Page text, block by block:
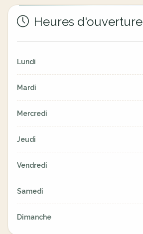
Heures d'ouverture
Lundi
Mardi
Mercredi
Jeudi
Vendredi
Samedi
Dimanche